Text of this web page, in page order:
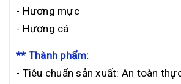
- Hương mực
- Hương cá
** Thành phẩm:
- Tiêu chuẩn sản xuất: An toàn